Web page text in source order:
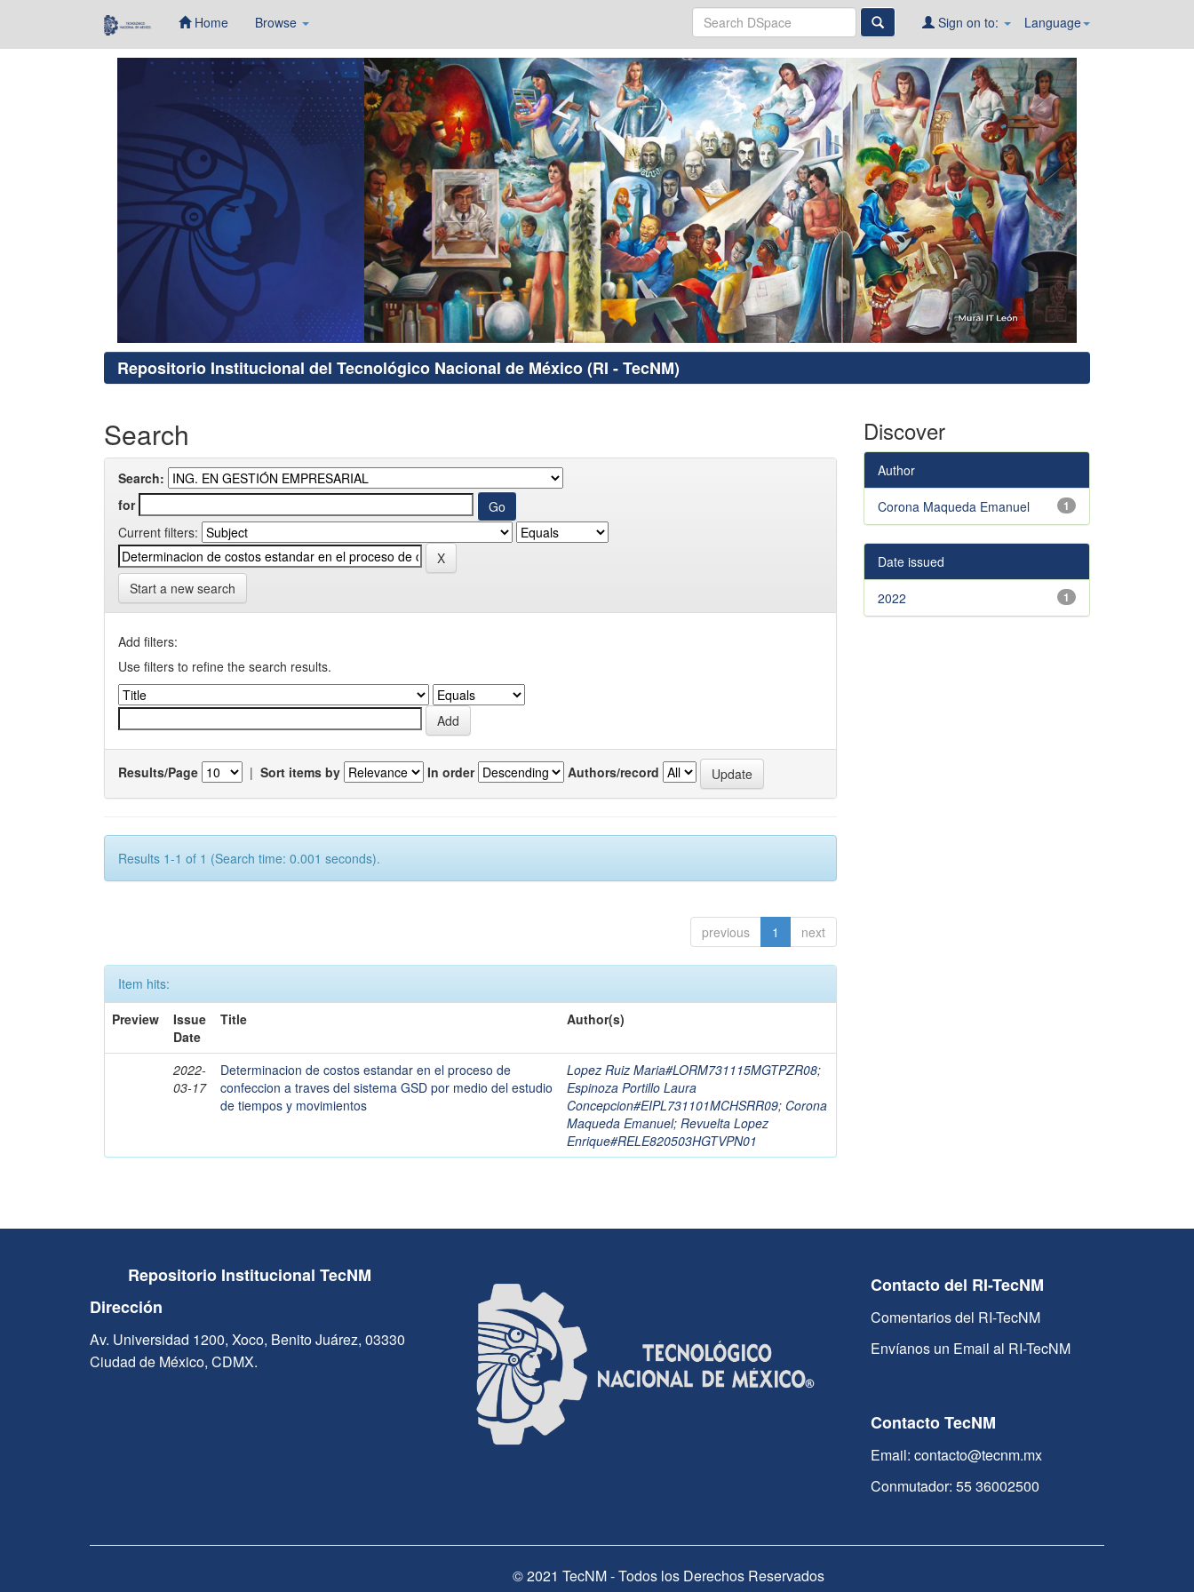
Home Browse Language
Sign on to:
Repositorio Institucional del Tecnológico Nacional de México (RI - TecNM)
Search
Search:
for
Current filters:
Start a new search
Add filters:
Use filters to refine the search results.
Results/Page | Sort items by In order Authors/record
Results 1-1 of 1 (Search time: 0.001 seconds).
previous 1 next
Item hits:
Preview
Issue
Date
Title Author(s)
2022-
03-17
Determinacion de costos estandar en el proceso de
confeccion a traves del sistema GSD por medio del estudio
de tiempos y movimientos
Lopez Ruiz Maria#LORM731115MGTPZR08;
Espinoza Portillo Laura
Concepcion#EIPL731101MCHSRR09; Corona
Maqueda Emanuel; Revuelta Lopez
Enrique#RELE820503HGTVPN01
Discover
Author
1
Corona Maqueda Emanuel
Date issued
1
2022
Repositorio Institucional TecNM
Dirección
Av. Universidad 1200, Xoco, Benito Juárez, 03330
Ciudad de México, CDMX.
Contacto del RI-TecNM
Comentarios del RI-TecNM
Envíanos un Email al RI-TecNM
Contacto TecNM
Email: contacto@tecnm.mx
Conmutador: 55 36002500
© 2021 TecNM - Todos los Derechos Reservados